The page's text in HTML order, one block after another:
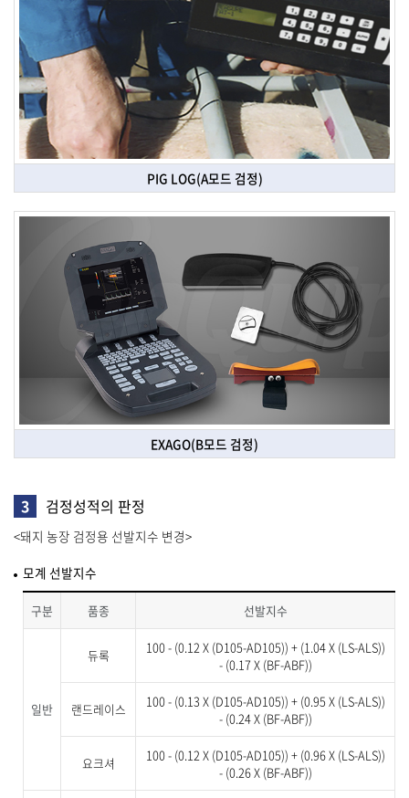
PIG LOG(A모드 검정)
EXAGO(B모드 검정)
3 검정성적의 판정
<돼지 농장 검정용 선발지수 변경>
모계 선발지수
구분 품종 선발지수
일반
듀록
100 - (0.12 X (D105-AD105)) + (1.04 X (LS-ALS))
- (0.17 X (BF-ABF))
랜드레이스
100 - (0.13 X (D105-AD105)) + (0.95 X (LS-ALS))
- (0.24 X (BF-ABF))
요크셔
100 - (0.12 X (D105-AD105)) + (0.96 X (LS-ALS))
- (0.26 X (BF-ABF))